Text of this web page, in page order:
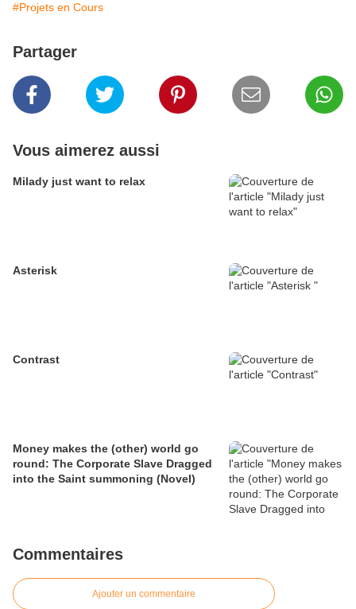
#Projets en Cours
Partager
Vous aimerez aussi
Milady just want to relax
Asterisk
Contrast
Money makes the (other) world go
round: The Corporate Slave Dragged
into the Saint summoning (Novel)
Commentaires
Ajouter un commentaire